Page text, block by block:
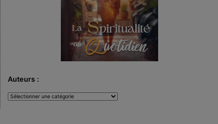
Auteurs :
Auteurs
: